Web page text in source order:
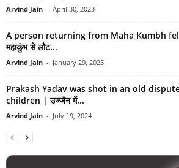
Arvind Jain - April 30, 2023
A person returning from Maha Kumbh
महाकुंभ से लौट...
Arvind Jain - January 29, 2025
Prakash Yadav was shot in an old
children | उज्जैन में...
Arvind Jain - July 19, 2024